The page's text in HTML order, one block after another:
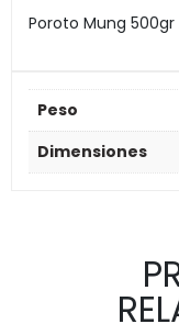
Poroto Mung 500gr
Peso
Dimensiones